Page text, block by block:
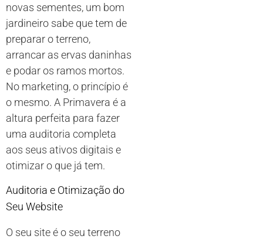
novas sementes, um bom
jardineiro sabe que tem de
preparar o terreno,
arrancar as ervas daninhas
e podar os ramos mortos.
No marketing, o princípio é
o mesmo. A Primavera é a
altura perfeita para fazer
uma auditoria completa
aos seus ativos digitais e
otimizar o que já tem.
Auditoria e Otimização do
Seu Website
O seu site é o seu terreno